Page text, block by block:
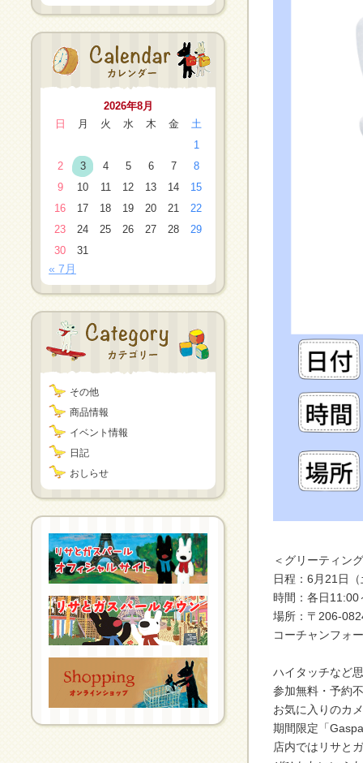
2026年8月
日
月 火 水 木 金
土
1
2
3 4 5 6 7
8
9
10 11 12 13 14
15
16
17 18 19 20 21
22
23
24 25 26 27 28
29
30
31
« 7月
その他
商品情報
イベント情報
日記
おしらせ
＜グリーティン
日程：6月21日
時間：各日11:00
場所：〒206-
コーチャンフォ
ハイタッチなど
参加無料・予約
お気に入りのカ
期間限定「
店内ではリサと